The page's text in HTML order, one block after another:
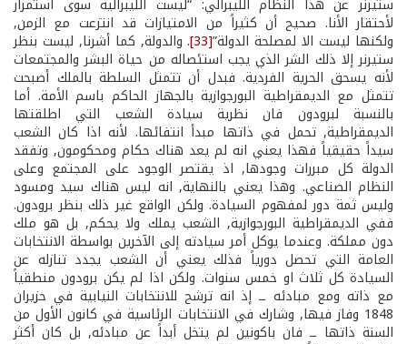
لأحتقار الأنا. صحيح أن كثيراً من الامتيازات قد انتزعت مع الزمن,
ولكنها ليست الا لمصلحة الدولة”[33] . والدولة, كما أشرنا, ليست بنظر
ستيرنر إلا ذلك الشر الذي يجب استئصاله من حياة البشر والمجتمعات
لأنه يسحق الحرية الفردية. فبدل أن تتمثل السلطة بالملك أصبحت
تتمثل مع الديمقراطية البورجوازية بالجهاز الحاكم باسم الأمة. أما
بالنسبة لبرودون فان نظرية سيادة الشعب التي اطلقتها
الديمقراطية, تحمل في ذاتها مبدأ انتفائها. لأنه اذا كان الشعب
سيداً حقيقياً فهذا يعني انه لم يعد هناك حكام ومحكومون, وتفقد
الدولة كل مبررات وجودها, اذ يقتصر الوجود على المجتمع وعلى
النظام الصناعي. وهذا يعني بالنهاية, انه ليس هناك سيد ومسود
وليس ثمة دور لمفهوم السيادة. ولكن الواقع غير ذلك بنظر برودون.
ففي الديمقراطية البورجوازية, الشعب يملك ولا يحكم, بل هو ملك
دون مملكة. وعندما يوكل أمر سيادته إلى الآخرين بواسطة الانتخابات
العامة التي تحصل دورياً فذلك يعني أن الشعب يجدد تنازله عن
السيادة كل ثلاث او خمس سنوات. ولكن اذا لم يكن برودون منطقياً
مع ذاته ومع مبادئه ــ إذ انه ترشح للانتخابات النيابية في حزيران
1848 وفاز فيها, وشارك في الانتخابات الرئاسية في كانون الأول من
السنة ذاتها ــ فان باكونين لم يتخل أبداً عن مبادئه, بل كان أكثر